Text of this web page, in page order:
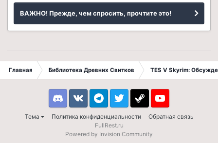
ВАЖНО! Прежде, чем спросить, прочтите это!
Главная Библиотека Древних Свитков TES V Skyrim:
Тема Политика конфиденциальности Обратная связь
DiscordVK TelegramTwitter Steam Youtube
FullRest.ru
Powered by Invision Community